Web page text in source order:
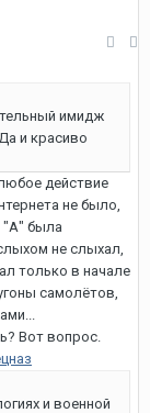
имидж
и красиво
действие
не было,
"А" была
не слыхал,
только в начале
самолётов,
Вот вопрос.
и военной